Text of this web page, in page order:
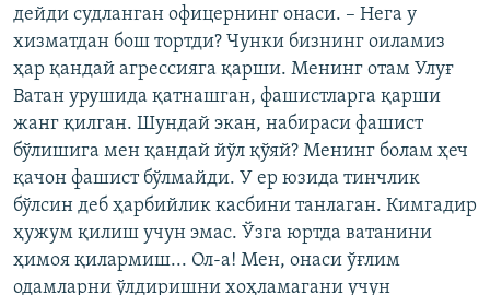
дейди судланган офицернинг онаси. – Нега у
хизматдан бош тортди? Чунки бизнинг оиламиз
ҳар қандай агрессияга қарши. Менинг отам Улуғ
Ватан урушида қатнашган, фашистларга қарши
жанг қилган. Шундай экан, набираси фашист
бўлишига мен қандай йўл қўяй? Менинг болам ҳеч
қачон фашист бўлмайди. У ер юзида тинчлик
бўлсин деб ҳарбийлик касбини танлаган. Кимгадир
ҳужум қилиш учун эмас. Ўзга юртда ватанини
ҳимоя қилармиш... Ол-а! Мен, онаси ўғлим
одамларни ўлдиришни хоҳламагани учун